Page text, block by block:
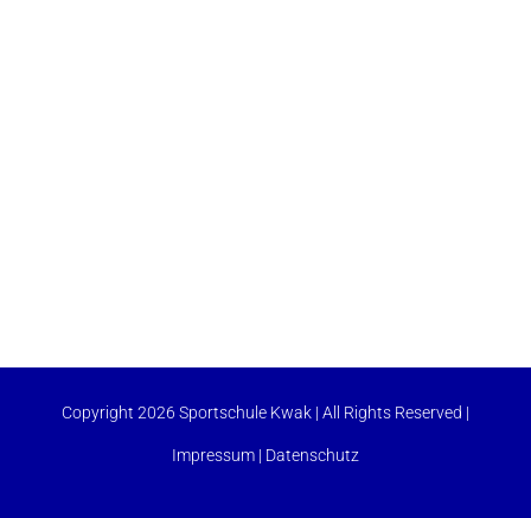
Copyright 2026 Sportschule Kwak | All Rights Reserved |
Impressum | Datenschutz